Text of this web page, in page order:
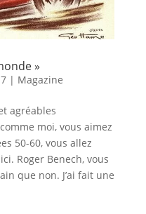
»
| Magazine
agréables
moi, vous aimez
50-60, vous allez
Roger Benech, vous
que non. J’ai fait une